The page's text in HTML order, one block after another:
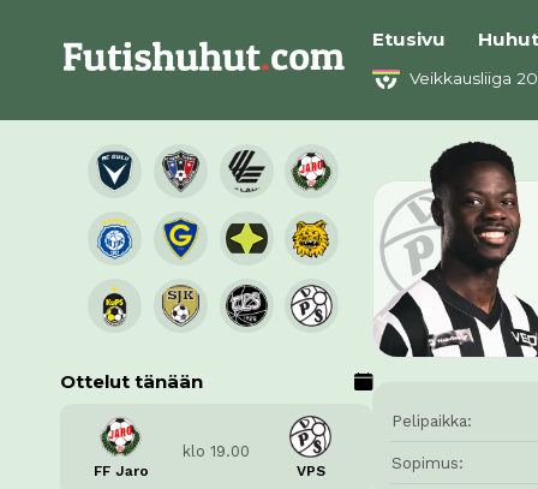
Etusivu Huhut
Veikkausliiga
Ottelut tänään
FF Jaro
klo 19.00
VPS
Pelipaikka:
Sopimus: